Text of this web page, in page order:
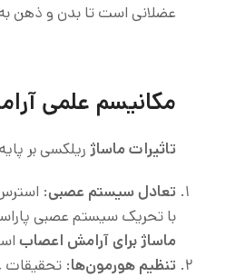
عضلانی است تا بدن و ذهن
مکانیسم علمی
تاثیرات ماساژ ریلکسی بر
تعادل سیستم عصبی:
با تحریک سیستم عصبی
ماساژ برای آرامش اعصاب
تنظیم هورمون‌ها: تحقیقات